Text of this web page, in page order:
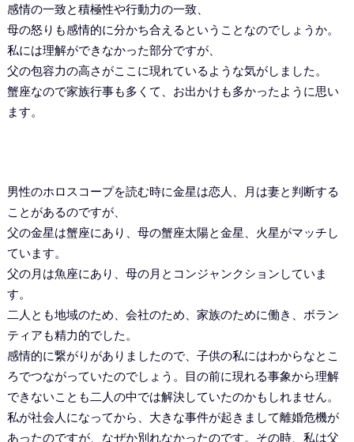
感情の一致と積極性や行動力の一致、
母の怒りも感情的に分かち合えるということなのでしょうか。
私には理解ができなかった部分ですが、
父の包容力の高さがここに現れているような気がしました。
蟹座なので家族行事も多くて、お出かけも多かったように思い
ます。
男性のホロスコープを読む時に金星は恋人、月は妻と判断する
ことがあるのですが、
父の金星は蟹座にあり、母の蟹座太陽と金星、火星がマッチし
ています。
父の月は魚座にあり、母の月とコンジャンクションしていま
す。
二人とも地域のため、会社のため、家族のために働き、ボラン
ティアも精力的でした。
感情的に繋がりがありましたので、子供の私にはわからなとこ
ろでつながっていたのでしょう。目の前に現れる事象から理解
できないことも二人の中では解決していたのかもしれません。
私が社会人になってから、大きな事件が起きまして離婚危機が
あったのですが、なぜか別れなかったのです。その時、私は父